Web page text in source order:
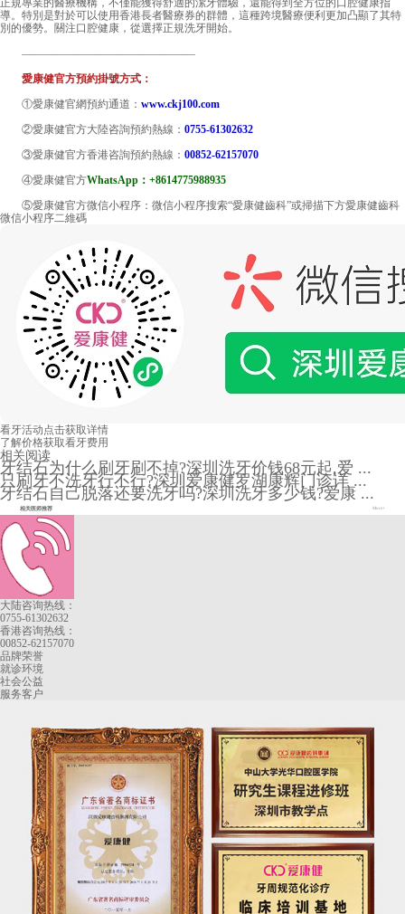
正規專業的醫療機構，不僅能獲得舒適的潔牙體驗，還能得到全方位的口腔健康指
導。特別是對於可以使用香港長者醫療券的群體，這種跨境醫療便利更加凸顯了其特
別的優勢。關注口腔健康，從選擇正規洗牙開始。
————————————————
愛康健官方預約掛號方式：
①愛康健官網預約通道： www.ckj100.com
②愛康健官方大陸咨詢預約熱線： 0755-61302632
③愛康健官方香港咨詢預約熱線： 00852-62157070
④愛康健官方WhatsApp：+8614775988935
⑤愛康健官方微信小程序：微信小程序搜索“愛康健齒科”或掃描下方愛康健齒科
微信小程序二維碼
看牙活动点击获取详情
了解价格获取看牙费用
相关阅读
牙结石为什么刷牙刷不掉?深圳洗牙价钱68元起,爱 ...
只刷牙不洗牙行不行?深圳爱康健罗湖康辉门诊详 ...
牙结石自己脱落还要洗牙吗?深圳洗牙多少钱?爱康 ...
相关医师推荐 More+
大陆咨询热线：
0755-61302632
香港咨询热线：
00852-62157070
品牌荣誉
就诊环境
社会公益
服务客户